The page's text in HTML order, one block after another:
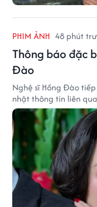
PHIM ẢNH 48 phút
Thông báo đặc
Đào
Nghệ sĩ Hồng Đào
nhật thông tin liên